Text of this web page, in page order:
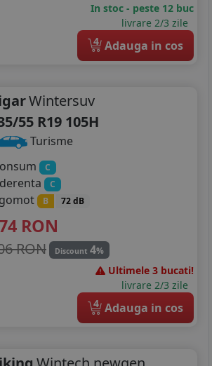
In stoc - peste 12 buc
livrare 2/3 zile
4 Adauga in cos
Wintersuv
55 R19 105H
Turisme
C
C
B 72 dB
RON
RON Discount 4%
Ultimele 3 bucati!
livrare 2/3 zile
4 Adauga in cos